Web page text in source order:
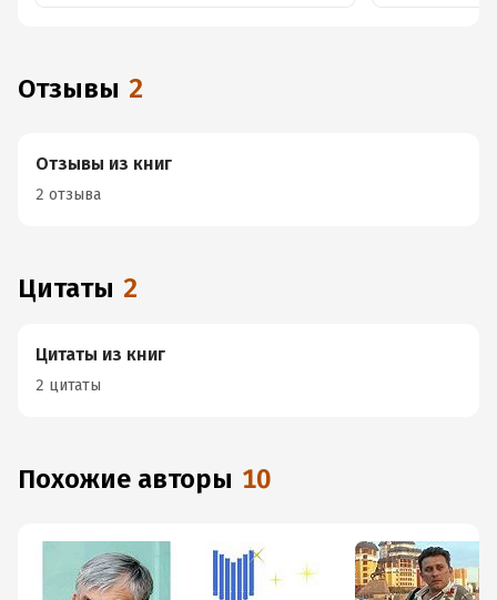
Отзывы 2
Отзывы из книг
2 отзыва
Цитаты 2
Цитаты из книг
2 цитаты
Похожие авторы 10